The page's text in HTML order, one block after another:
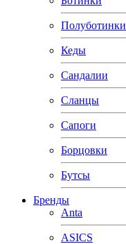
Полуботинки
Кеды
Сандалии
Сланцы
Сапоги
Борцовки
Бутсы
Бренды
Anta
ASICS